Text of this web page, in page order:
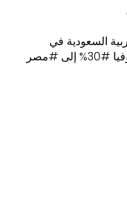
السعودية في
المملكة العربية السعودية #عرب_توفيا #30% إلى #مصر